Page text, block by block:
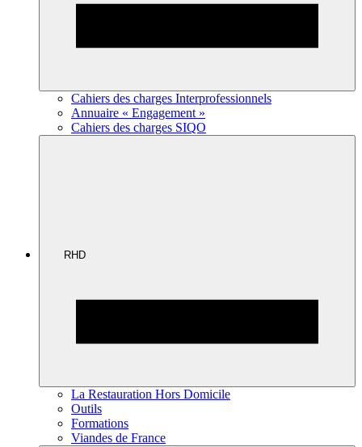
Cahiers des charges Interprofessionnels
Annuaire « Engagement »
Cahiers des charges SIQO
RHD
La Restauration Hors Domicile
Outils
Formations
Viandes de France